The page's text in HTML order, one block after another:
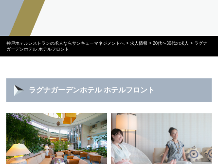
神戸ホテルレストランの求人ならサンキューマネジメントへ >求人情報 >20代〜30代の求人 > ラグナ
ガーデンホテル ホテルフロント
ラグナガーデンホテル ホテルフロント